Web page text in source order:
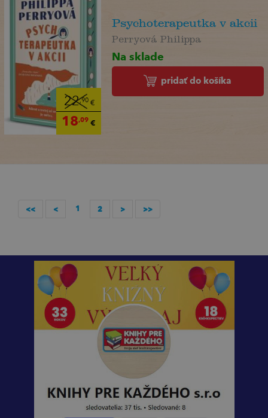
22,90€
18,09€
Psychoterapeutka v akcii
Perryová Philippa
Na sklade
pridať do košíka
<< < 1 2 > >>